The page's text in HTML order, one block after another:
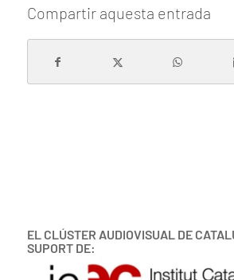
Compartir aquesta entrada
EL CLÚSTER AUDIOVISUAL DE
SUPORT DE: